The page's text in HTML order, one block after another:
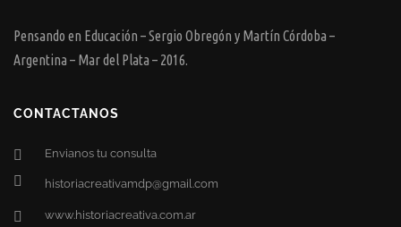
Pensando en Educación – Sergio Obregón y Martín Córdoba –
Argentina – Mar del Plata – 2016.
CONTACTANOS
Envianos tu consulta
historiacreativamdp@gmail.com
www.historiacreativa.com.ar